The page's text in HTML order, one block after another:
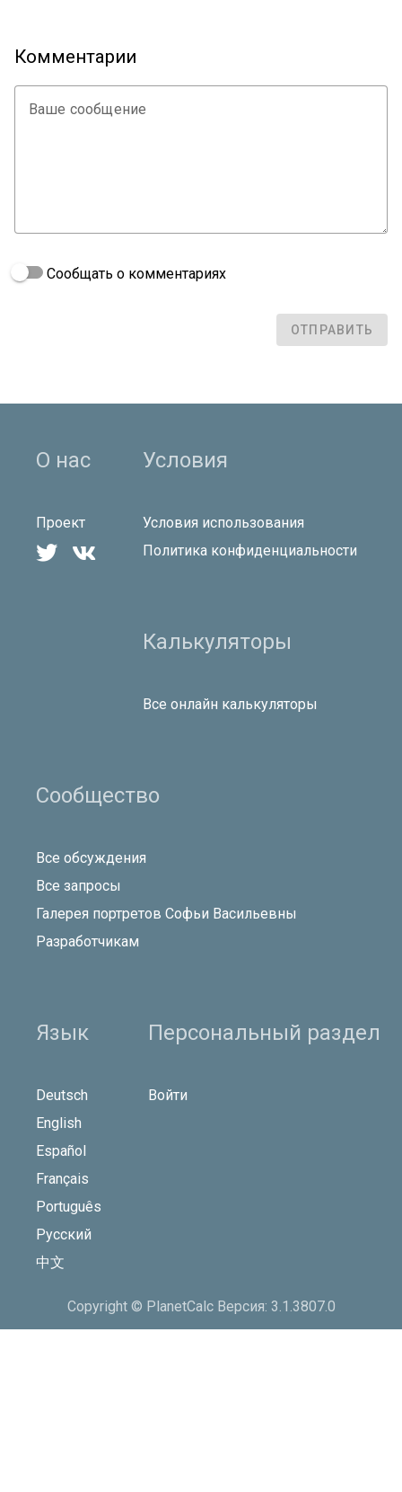
Комментарии
Ваше сообщение
Сообщать о комментариях
ОТПРАВИТЬ
О нас
Проект
 
Условия
Условия использования
Политика конфиденциальности
Калькуляторы
Все онлайн калькуляторы
Сообщество
Все обсуждения
Все запросы
Галерея портретов Софьи Васильевны
Разработчикам
Язык
Deutsch
English
Español
Français
Português
Русский
中文
Персональный раздел
Войти
Copyright © PlanetCalc Версия: 3.1.3807.0